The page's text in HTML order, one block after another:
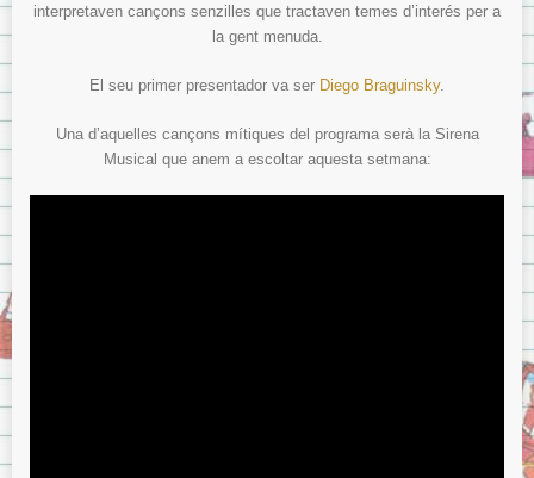
interpretaven cançons senzilles que tractaven temes d’interés per a
la gent menuda.
El seu primer presentador va ser Diego Braguinsky.
Una d’aquelles cançons mítiques del programa serà la Sirena
Musical que anem a escoltar aquesta setmana: